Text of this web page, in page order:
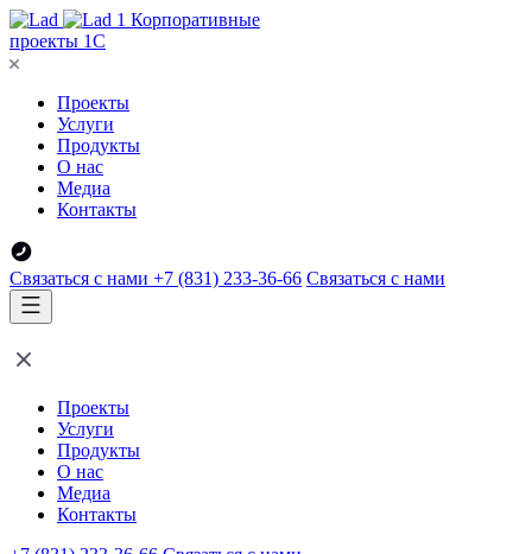
Корпоративные
проекты 1С
Проекты
Услуги
Продукты
О нас
Медиа
Контакты
Связаться с нами +7 (831) 233-36-66 Связаться с нами
Проекты
Услуги
Продукты
О нас
Медиа
Контакты